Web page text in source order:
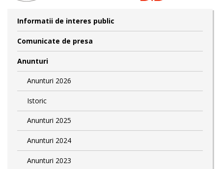
Informatii de interes public
Comunicate de presa
Anunturi
Anunturi 2026
Istoric
Anunturi 2025
Anunturi 2024
Anunturi 2023